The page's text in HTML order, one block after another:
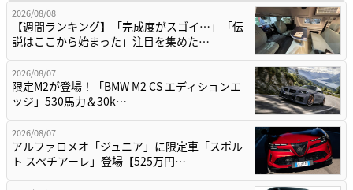
2026/08/08
【週間ランキング】「完成度がスゴイ…」「伝
説はここから始まった」注目を集めた…
2026/08/07
限定M2が登場！「BMW M2 CS エディションエ
ッジ」530馬力＆30k…
2026/08/07
アルファロメオ「ジュニア」に限定車「スポル
ト スペチアーレ」登場【525万円…